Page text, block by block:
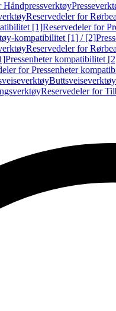
Håndpressverktøy
Reservedeler for
[1]Reservedeler for
kompatibilitet [1] / [2]
Reservedeler for
Pressenheter kompatibilitet
for Pressenheter
Buttsveiseverktøy
Reservedeler for